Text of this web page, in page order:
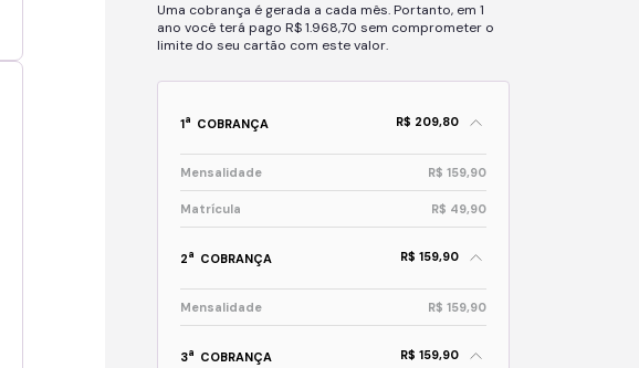
Uma cobrança é gerada a cada mês. Portanto, em 1
ano você terá pago R$ 1.968,70 sem comprometer o
limite do seu cartão com este valor.
1a COBRANÇA R$ 209,80
Mensalidade R$ 159,90
Matrícula R$ 49,90
2a COBRANÇA R$ 159,90
Mensalidade R$ 159,90
3a COBRANÇA R$ 159,90